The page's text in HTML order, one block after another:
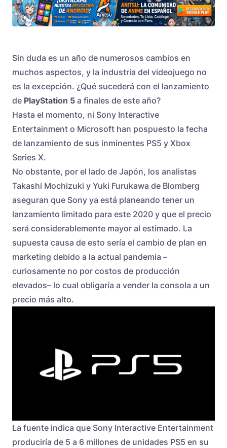
Sin duda es un año de numerosos cambios en
muchos aspectos, y la industria del videojuego no
es la excepción. ¿Qué sucederá con el lanzamiento
de PlayStation 5 a finales de este año?
Hasta el momento, ni Sony Interactive
Entertainment o Microsoft han pospuesto la fecha
de lanzamiento de sus inminentes PS5 y Xbox
Series X.
No obstante, por el lado de Japón, los analistas
Takashi Mochizuki y Yuki Furukawa de Blomberg
aseguran que Sony ya está planeando tener un
lanzamiento limitado para este 2020 y que el precio
será considerablemente mayor al estimado. La
supuesta causa de esto sería el cambio de plan en
marketing debido a la actual pandemia –
curiosamente no por costos de producción
elevados– lo cual obligaría a vender la consola a un
precio más alto.
La fuente indica que Sony Interactive Entertainment
produciría de 5 a 6 millones de unidades PS5 en su